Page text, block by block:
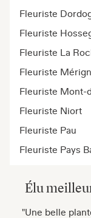
Fleuriste
Fleuriste
Fleuriste La
Fleuriste
Fleuriste Mont-
Fleuriste Niort
Fleuriste Pau
Fleuriste Pays
Élu
"Une belle